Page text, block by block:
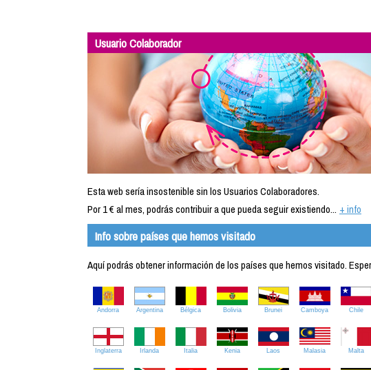
Usuario Colaborador
Esta web sería insostenible sin los Usuarios Colaboradores.
Por 1 € al mes, podrás contribuir a que pueda seguir existiendo... + info
Info sobre países que hemos visitado
Aquí podrás obtener información de los países que hemos visitado.
Andorra Argentina Bélgica Bolivia Brunei Camboya Chile
Inglaterra Irlanda Italia Kenia Laos Malasia Malta